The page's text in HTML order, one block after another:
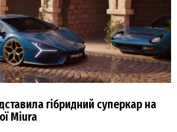
гібридний суперкар на
Miura